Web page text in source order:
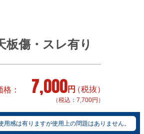
傷・スレ有り
格 7,000円（税抜）
（税込：7,700円）
用感は有りますが使用上の問題はありません。